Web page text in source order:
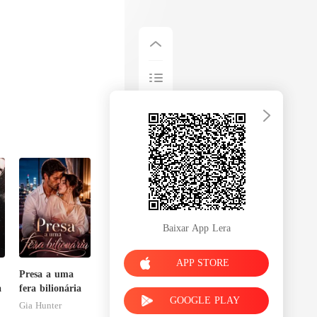
Presa a uma
fera bilionária
Gia Hunter
Baixar App Lera
APP STORE
GOOGLE PLAY